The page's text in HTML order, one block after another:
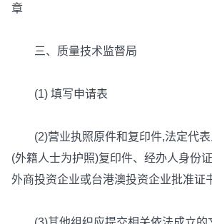
章
三、质量技术监督局
(1) 填写申请表
(2)营业执照原件和复印件,法定代表
(外籍人士为护照)复印件、经办人身份
外商投资企业或台港澳投资企业批准证